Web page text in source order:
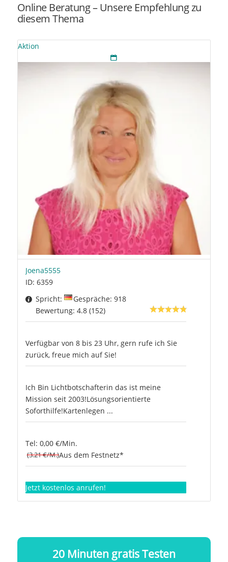
Online Beratung – Unsere Empfehlung zu
diesem Thema
Aktion
Joena5555
ID: 6359
Spricht:
Gespräche: 918
Bewertung: 4.8 (152)
Verfügbar von 8 bis 23 Uhr, gern rufe ich Sie
zurück, freue mich auf Sie!
Ich Bin Lichtbotschafterin das ist meine
Mission seit 2003!Lösungsorientierte
Soforthilfe!Kartenlegen ...
Tel: 0,00 €/Min.
(3.21 €/M.)Aus dem Festnetz*
Jetzt kostenlos anrufen!
20 Minuten gratis Testen